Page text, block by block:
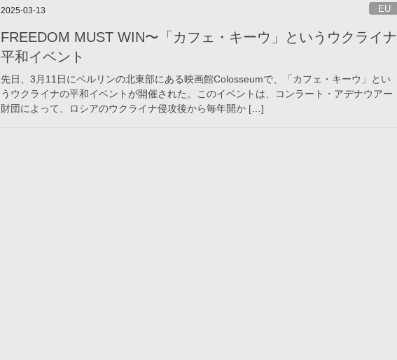
2025-03-13 EU
FREEDOM MUST WIN〜「カフェ・キーウ」というウクライナ
平和イベント
先日、3月11日にベルリンの北東部にある映画館Colosseumで、「カフェ・キーウ」とい
うウクライナの平和イベントが開催された。このイベントは、コンラート・アデナウアー
財団によって、ロシアのウクライナ侵攻後から毎年開か […]